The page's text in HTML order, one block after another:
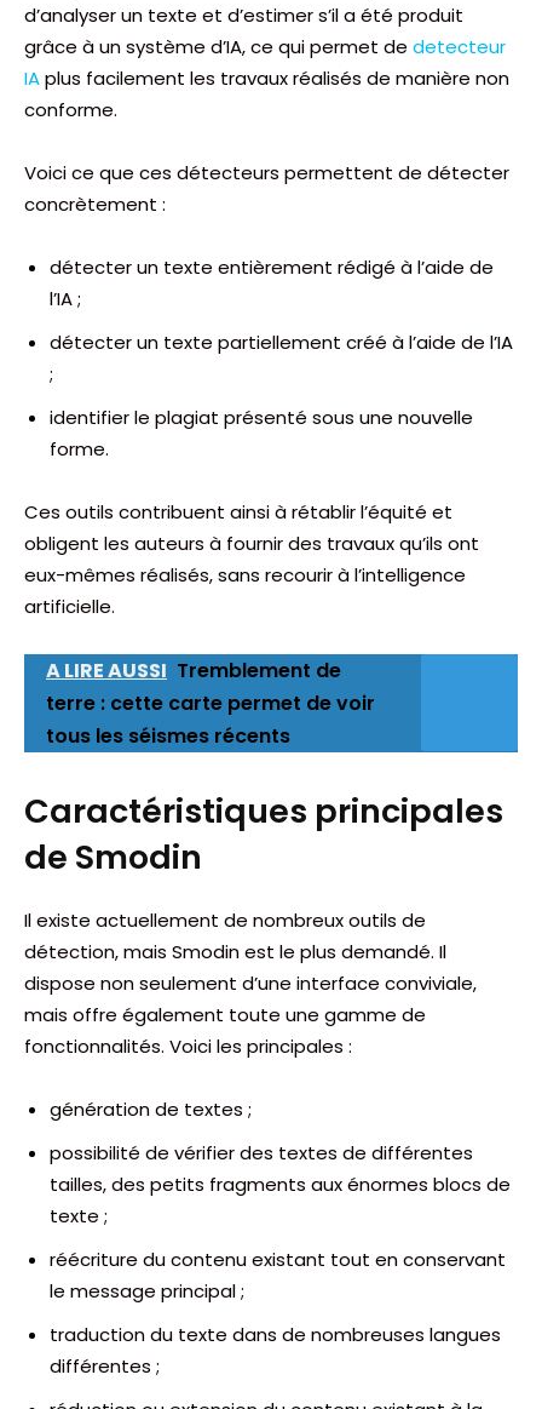
d’analyser un texte et d’estimer s’il a été produit
grâce à un système d’IA, ce qui permet de detecteur
IAplus facilement les travaux réalisés de manière non
conforme.
Voici ce que ces détecteurs permettent de détecter
concrètement :
détecter un texte entièrement rédigé à l’aide de
l’IA ;
détecter un texte partiellement créé à l’aide de l’IA
;
identifier le plagiat présenté sous une nouvelle
forme.
Ces outils contribuent ainsi à rétablir l’équité et
obligent les auteurs à fournir des travaux qu’ils ont
eux-mêmes réalisés, sans recourir à l’intelligence
artificielle.
A LIRE AUSSI Tremblement de
terre : cette carte permet de voir
tous les séismes récents
Caractéristiques principales
de Smodin
Il existe actuellement de nombreux outils de
détection, mais Smodin est le plus demandé. Il
dispose non seulement d’une interface conviviale,
mais offre également toute une gamme de
fonctionnalités. Voici les principales :
génération de textes ;
possibilité de vérifier des textes de différentes
tailles, des petits fragments aux énormes blocs de
texte ;
réécriture du contenu existant tout en conservant
le message principal ;
traduction du texte dans de nombreuses langues
différentes ;